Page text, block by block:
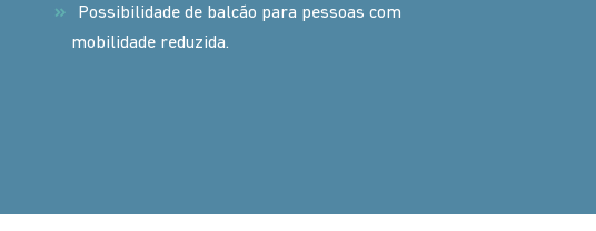
Possibilidade de balcão para pessoas com
mobilidade reduzida.